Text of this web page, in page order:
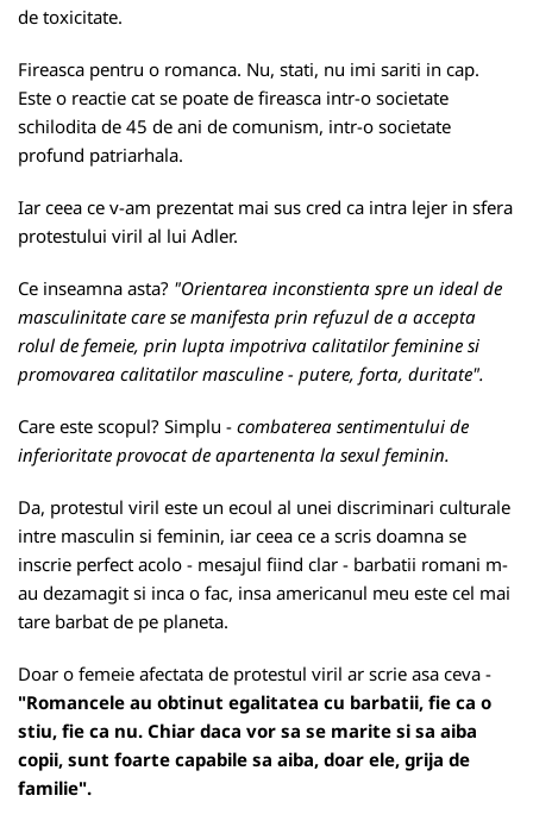
de toxicitate.
Fireasca pentru o romanca. Nu, stati, nu imi sariti in cap.
Este o reactie cat se poate de fireasca intr-o societate
schilodita de 45 de ani de comunism, intr-o societate
profund patriarhala.
Iar ceea ce v-am prezentat mai sus cred ca intra lejer in sfera
protestului viril al lui Adler.
Ce inseamna asta? "Orientarea inconstienta spre un ideal de
masculinitate care se manifesta prin refuzul de a accepta
rolul de femeie, prin lupta impotriva calitatilor feminine si
promovarea calitatilor masculine - putere, forta, duritate".
Care este scopul? Simplu - combaterea sentimentului de
inferioritate provocat de apartenenta la sexul feminin.
Da, protestul viril este un ecoul al unei discriminari culturale
intre masculin si feminin, iar ceea ce a scris doamna se
inscrie perfect acolo - mesajul fiind clar - barbatii romani m-
au dezamagit si inca o fac, insa americanul meu este cel mai
tare barbat de pe planeta.
Doar o femeie afectata de protestul viril ar scrie asa ceva -
"Romancele au obtinut egalitatea cu barbatii, fie ca o
stiu, fie ca nu. Chiar daca vor sa se marite si sa aiba
copii, sunt foarte capabile sa aiba, doar ele, grija de
familie".